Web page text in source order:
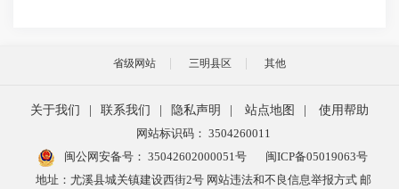
省级网站 三明县区 其他
关于我们 联系我们 隐私声明 站点地图
使用帮助
网站标识码： 3504260011
闽公网安备号： 35042602000051号
闽ICP备05019063号
地址：尤溪县城关镇建设西街2号 网站违法和不良信息举报方式 邮